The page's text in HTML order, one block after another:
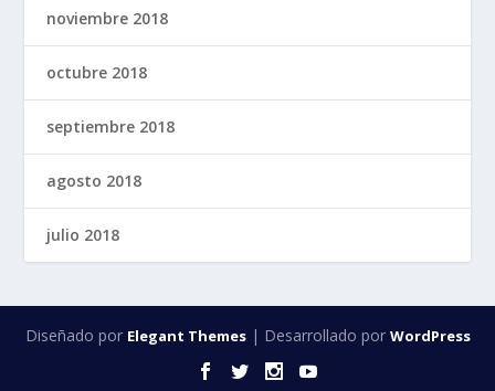
noviembre 2018
octubre 2018
septiembre 2018
agosto 2018
julio 2018
Diseñado por Elegant Themes| Desarrollado por WordPress